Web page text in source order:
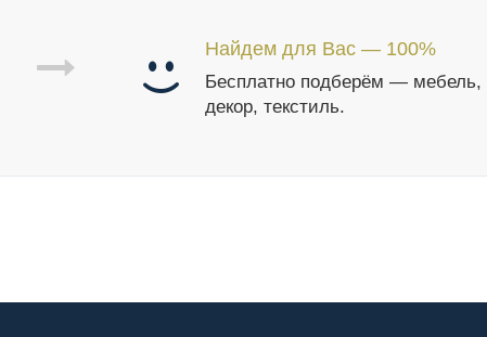
Найдем для Вас — 100%
Бесплатно подберём — мебель,
декор, текстиль.